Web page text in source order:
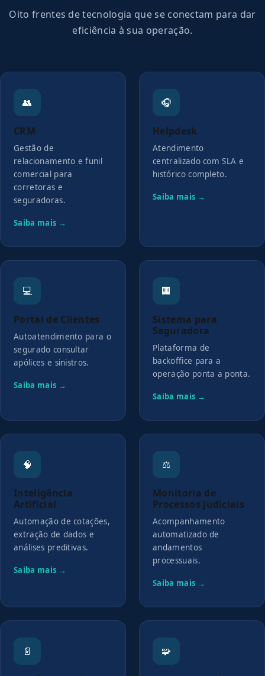
Oito frentes de tecnologia que se conectam para dar
eficiência à sua operação.
👥
CRM
Gestão de
relacionamento e funil
comercial para
corretoras e
seguradoras.
Saiba mais →
🎧
Helpdesk
Atendimento
centralizado com SLA e
histórico completo.
Saiba mais →
💻
Portal de Clientes
Autoatendimento para o
segurado consultar
apólices e sinistros.
Saiba mais →
🏢
Sistema para
Seguradora
Plataforma de
backoffice para a
operação ponta a ponta.
Saiba mais →
🧠
Inteligência
Artificial
Automação de cotações,
extração de dados e
análises preditivas.
Saiba mais →
⚖️
Monitoria de
Processos Judiciais
Acompanhamento
automatizado de
andamentos
processuais.
Saiba mais →
📄 🧩